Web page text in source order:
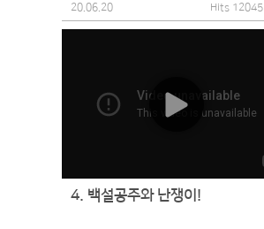
20.06.20 Hits 12045
4. 백설공주와 난쟁이!